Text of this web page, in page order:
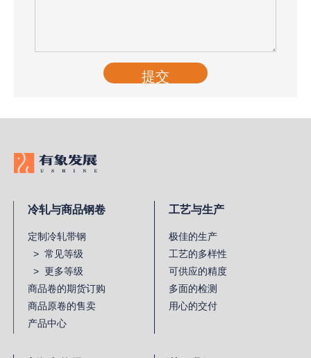
提交
冷轧与商品钢卷
定制冷轧带钢
> 常见等级
> 更多等级
商品卷的期货订购
商品原卷的售卖
产品中心
工艺与生产
极佳的生产
工艺的多样性
可供应的精度
多面的检测
用心的交付